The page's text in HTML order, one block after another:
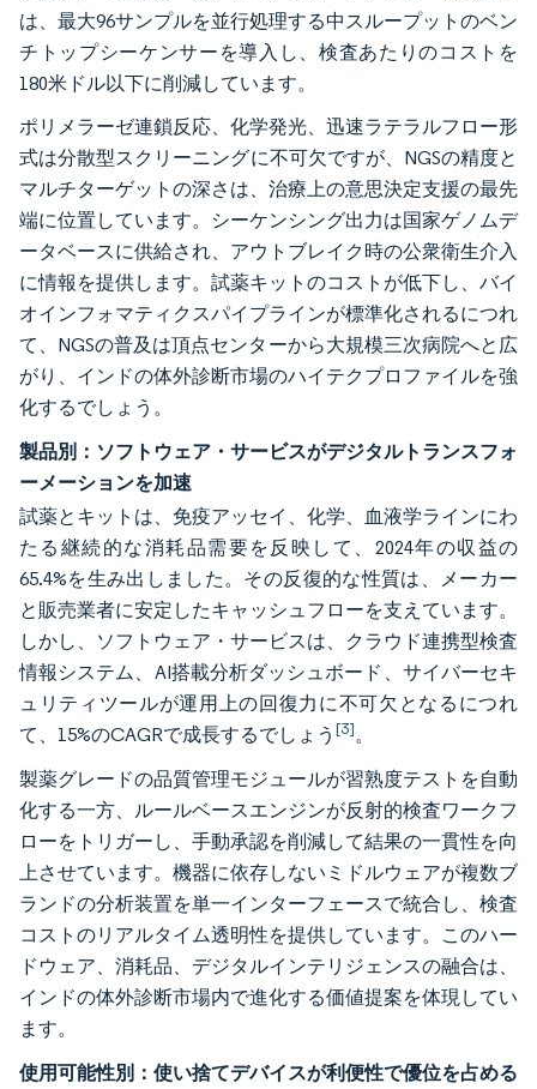
は、最大96サンプルを並行処理する中スループットのベン
チトップシーケンサーを導入し、検査あたりのコストを
180米ドル以下に削減しています。
ポリメラーゼ連鎖反応、化学発光、迅速ラテラルフロー形
式は分散型スクリーニングに不可欠ですが、NGSの精度と
マルチターゲットの深さは、治療上の意思決定支援の最先
端に位置しています。シーケンシング出力は国家ゲノムデ
ータベースに供給され、アウトブレイク時の公衆衛生介入
に情報を提供します。試薬キットのコストが低下し、バイ
オインフォマティクスパイプラインが標準化されるにつれ
て、NGSの普及は頂点センターから大規模三次病院へと広
がり、インドの体外診断市場のハイテクプロファイルを強
化するでしょう。
製品別：ソフトウェア・サービスがデジタルトランスフォ
ーメーションを加速
試薬とキットは、免疫アッセイ、化学、血液学ラインにわ
たる継続的な消耗品需要を反映して、2024年の収益の
65.4%を生み出しました。その反復的な性質は、メーカー
と販売業者に安定したキャッシュフローを支えています。
しかし、ソフトウェア・サービスは、クラウド連携型検査
情報システム、AI搭載分析ダッシュボード、サイバーセキ
ュリティツールが運用上の回復力に不可欠となるにつれ
て、15%のCAGRで成長するでしょう [3]。
製薬グレードの品質管理モジュールが習熟度テストを自動
化する一方、ルールベースエンジンが反射的検査ワークフ
ローをトリガーし、手動承認を削減して結果の一貫性を向
上させています。機器に依存しないミドルウェアが複数ブ
ランドの分析装置を単一インターフェースで統合し、検査
コストのリアルタイム透明性を提供しています。このハー
ドウェア、消耗品、デジタルインテリジェンスの融合は、
インドの体外診断市場内で進化する価値提案を体現してい
ます。
使用可能性別：使い捨てデバイスが利便性で優位を占める